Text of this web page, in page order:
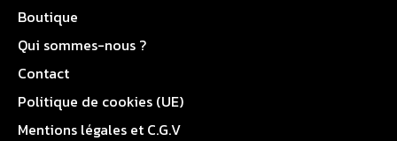
Boutique
Qui sommes-nous ?
Contact
Politique de cookies (UE)
Mentions légales et C.G.V